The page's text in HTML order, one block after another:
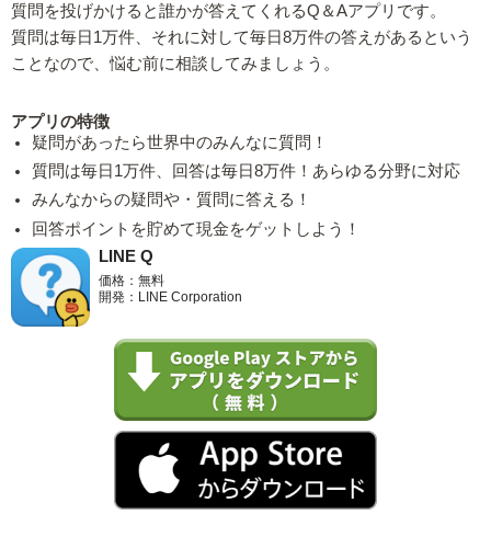
質問を投げかけると誰かが答えてくれるQ＆Aアプリです。
質問は毎日1万件、それに対して毎日8万件の答えがあるという
ことなので、悩む前に相談してみましょう。
アプリの特徴
疑問があったら世界中のみんなに質問！
質問は毎日1万件、回答は毎日8万件！あらゆる分野に対応
みんなからの疑問や・質問に答える！
回答ポイントを貯めて現金をゲットしよう！
LINE Q
価格：無料
開発：LINE Corporation